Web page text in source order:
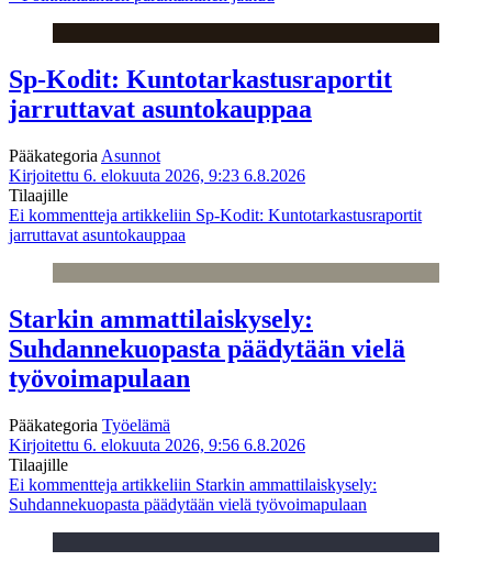
Sp-Kodit: Kuntotarkastusraportit
jarruttavat asuntokauppaa
Pääkategoria Asunnot
Kirjoitettu 6. elokuuta 2026, 9:23 6.8.2026
Tilaajille
Ei kommentteja artikkeliin Sp-Kodit: Kuntotarkastusraportit
jarruttavat asuntokauppaa
Starkin ammattilaiskysely:
Suhdannekuopasta päädytään vielä
työvoimapulaan
Pääkategoria Työelämä
Kirjoitettu 6. elokuuta 2026, 9:56 6.8.2026
Tilaajille
Ei kommentteja artikkeliin Starkin ammattilaiskysely:
Suhdannekuopasta päädytään vielä työvoimapulaan